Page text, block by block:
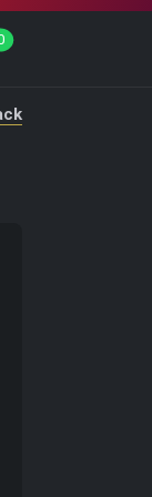
unread messages